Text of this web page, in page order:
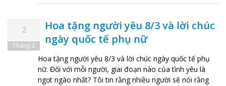
2
Tháng 3
Hoa tặng người yêu 8/3 và lời chúc
ngày quốc tế phụ nữ
Hoa tặng người yêu 8/3 và lời chúc ngày quốc tế phụ
nữ. Đối với mỗi người, giai đoạn nào của tình yêu là
ngọt ngào nhất? Tôi tin rằng nhiều người sẽ nói rằng